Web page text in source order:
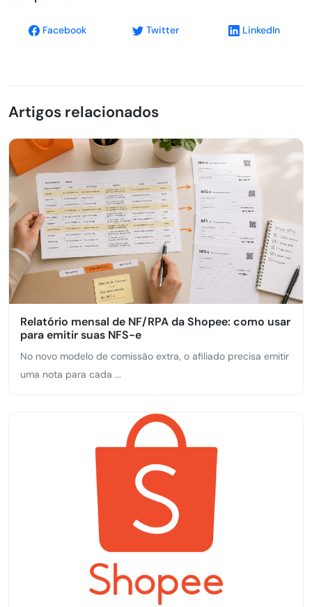
Facebook Twitter LinkedIn
Artigos relacionados
Relatório mensal de NF/RPA da Shopee: como usar
para emitir suas NFS-e
No novo modelo de comissão extra, o afiliado precisa emitir
uma nota para cada ...